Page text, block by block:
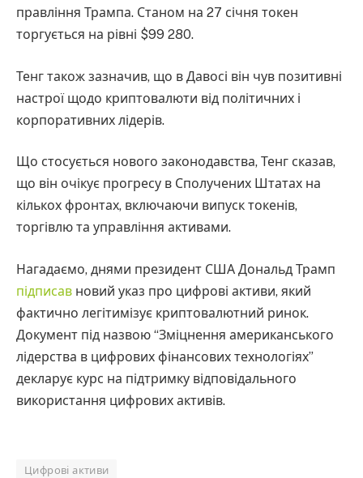
правління Трампа. Станом на 27 січня токен
торгується на рівні $99 280.
Тенг також зазначив, що в Давосі він чув позитивні
настрої щодо криптовалюти від політичних і
корпоративних лідерів.
Що стосується нового законодавства, Тенг сказав,
що він очікує прогресу в Сполучених Штатах на
кількох фронтах, включаючи випуск токенів,
торгівлю та управління активами.
Нагадаємо, днями президент США Дональд Трамп
підписав новий указ про цифрові активи, який
фактично легітимізує криптовалютний ринок.
Документ під назвою “Зміцнення американського
лідерства в цифрових фінансових технологіях”
декларує курс на підтримку відповідального
використання цифрових активів.
Цифрові активи